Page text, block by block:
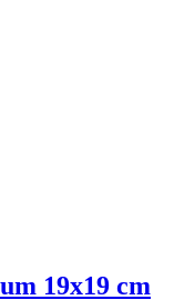
19x19 cm